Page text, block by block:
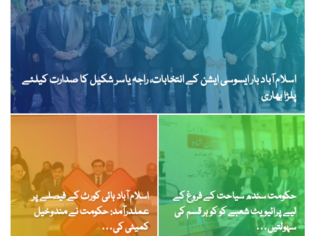
اسلام آباد بار ایسوسی ایشن کے انتخابات، راجہ یاسر شکیل کا صدارت کیلئے
پلڑا بھاری
حکومت سندھ سیاحت کے فروغ کے
لیے پرائیویٹ شعبے کو کو ہر قسم کی
سہولتیں…
اسلام آباد ہائی کورٹ کے فیصلے پر
عملدرآمد: حکومت نے مندوخیل
کمیٹی کی…